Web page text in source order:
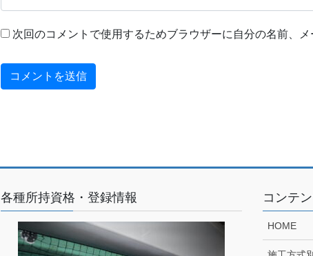
次回のコメントで使用するためブラウザーに自分の名前、メ
各種所持資格・登録情報 コンテ
HOME